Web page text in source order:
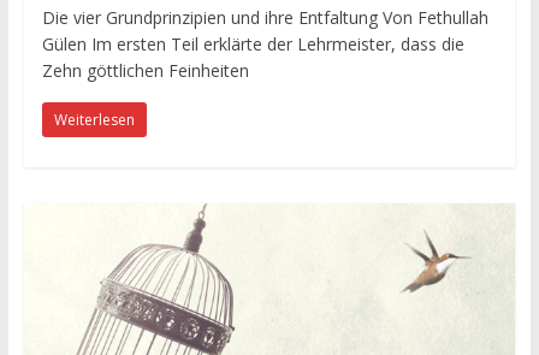
Die vier Grundprinzipien und ihre Entfaltung Von Fethullah
Gülen Im ersten Teil erklärte der Lehrmeister, dass die
Zehn göttlichen Feinheiten
Weiterlesen